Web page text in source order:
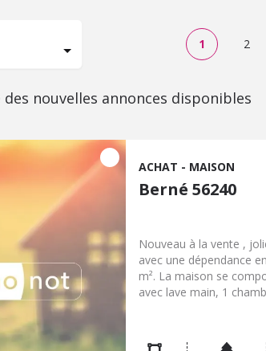
1 2
nouvelles annonces disponibles
ACHAT - MAISON
Berné 56240
Nouveau à la vente ,
avec une dépendance
m². La maison se
avec lave main, 1
électrique/ cheminée